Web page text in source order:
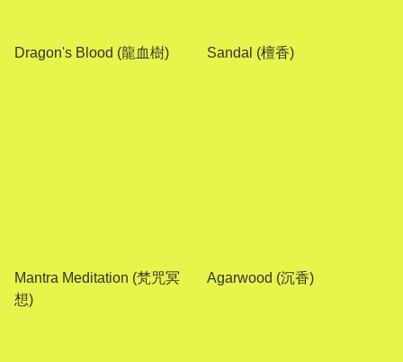
Dragon's Blood (龍血樹) Sandal (檀香)
Mantra Meditation (梵咒冥
想)
Agarwood (沉香)